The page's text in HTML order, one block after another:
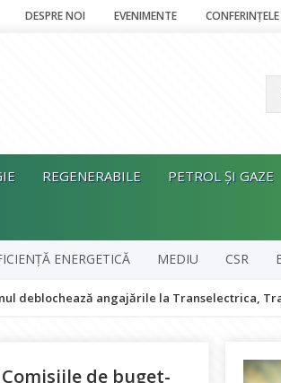
DESPRE NOI EVENIMENTE
REGENERABILE PETROL ȘI GAZE
ENERGETICĂ MEDIU CSR
angajările la Transelectrica, Transgaz și
de buget-